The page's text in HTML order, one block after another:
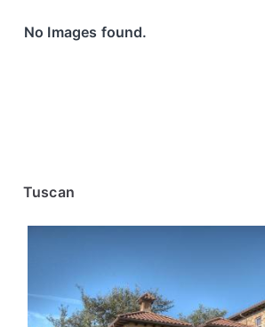
No Images found.
Tuscan